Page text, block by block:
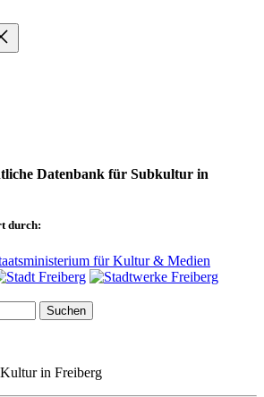
Datenbank für Subkultur in
durch:
in Freiberg